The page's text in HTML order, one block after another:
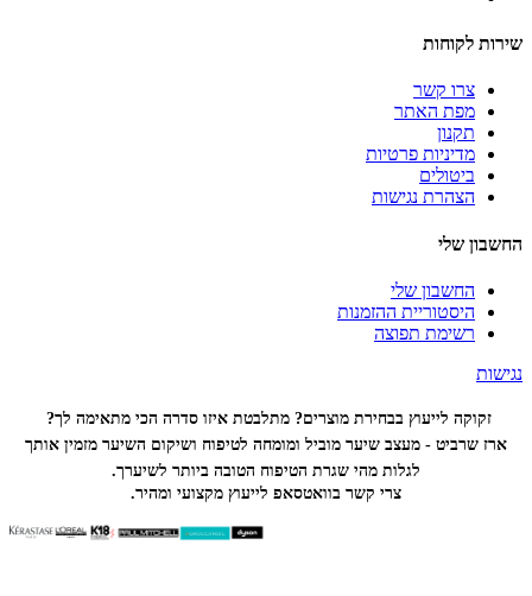
שירות לקוחות
צרו קשר
מפת האתר
תקנון
מדיניות פרטיות
ביטולים
הצהרת נגישות
החשבון שלי
החשבון שלי
היסטוריית ההזמנות
רשימת תפוצה
נגישות
זקוקה לייעוץ בבחירת מוצרים? מתלבטת איזו סדרה הכימתאימה לך?
ארז שרביט - מעצב שיער מוביל ומומחה לטיפוח ושיקום השיער מזמין אותך
לגלות מהי שגרת הטיפוח הטובה ביותר לשיערך.
צרי קשר בוואטסאפ לייעוץ מקצועי ומהיר.